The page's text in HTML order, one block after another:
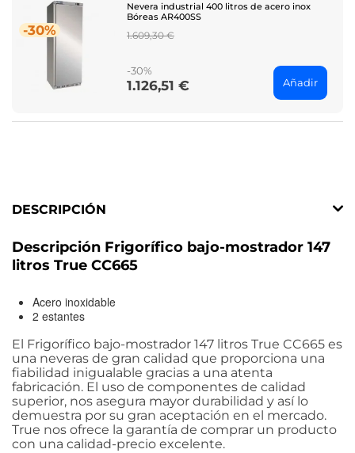
-30%
Nevera industrial 400 litros de acero inox
Bóreas AR400SS
Regular
1.609,30 €
-30%
Price
1.126,51 € Añadir
DESCRIPCIÓN
Descripción Frigorífico bajo-mostrador 147
litros True CC665
Acero inoxidable
2 estantes
El Frigorífico bajo-mostrador 147 litros True CC665 es
una neveras de gran calidad que proporciona una
fiabilidad inigualable gracias a una atenta
fabricación. El uso de componentes de calidad
superior, nos asegura mayor durabilidad y así lo
demuestra por su gran aceptación en el mercado.
True nos ofrece la garantía de comprar un producto
con una calidad-precio excelente.